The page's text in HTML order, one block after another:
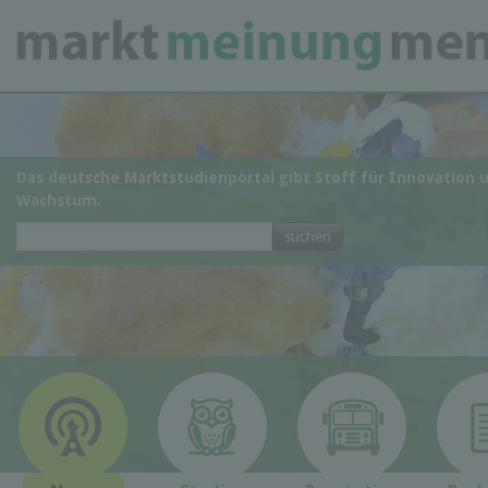
Das deutsche Marktstudienportal gibt Stoff für Innovation
Wachstum.